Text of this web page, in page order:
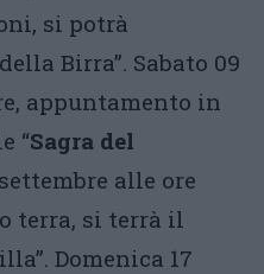
si potrà
Birra”. Sabato 09
appuntamento in
“Sagra del
alle ore
terra, si terrà il
Domenica 17